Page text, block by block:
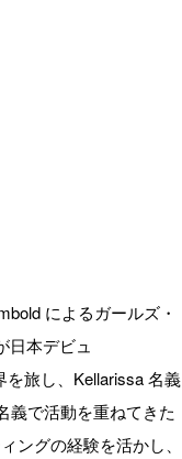
によるガールズ・
日本デビュ
旅し、Kellarissa 名義
義で活動を重ねてきた
ングの経験を活かし、